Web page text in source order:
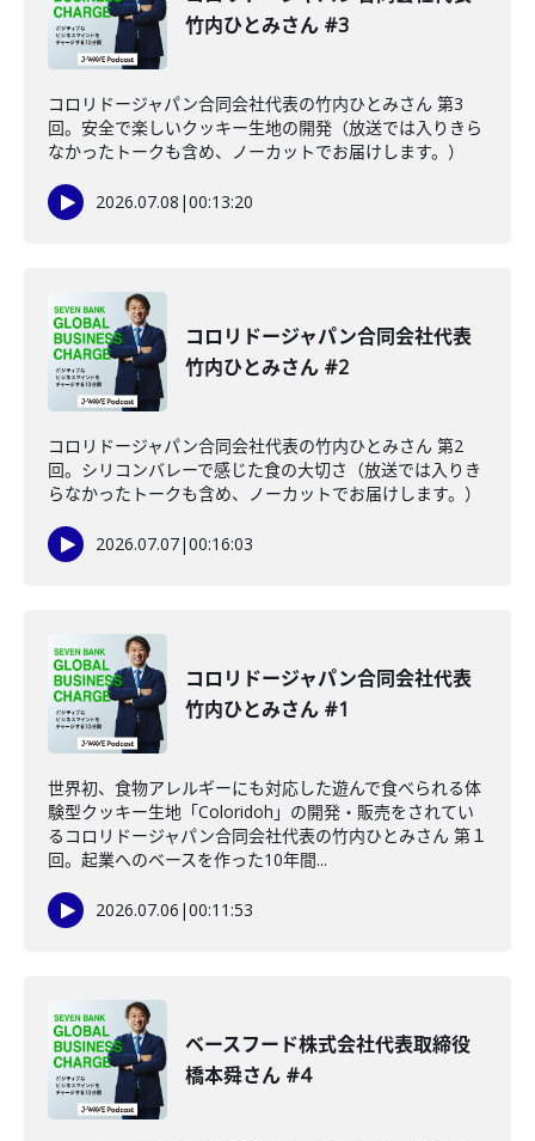
竹内ひとみさん #3
コロリドージャパン合同会社代表の竹内ひとみさん 第3
回。安全で楽しいクッキー生地の開発（放送では入りきら
なかったトークも含め、ノーカットでお届けします。）
2026.07.08 |00:13:20
コロリドージャパン合同会社代表
竹内ひとみさん #2
コロリドージャパン合同会社代表の竹内ひとみさん 第2
回。シリコンバレーで感じた食の大切さ（放送では入りき
らなかったトークも含め、ノーカットでお届けします。）
2026.07.07|00:16:03
コロリドージャパン合同会社代表
竹内ひとみさん #1
世界初、食物アレルギーにも対応した遊んで食べられる体
験型クッキー生地「Coloridoh」の開発・販売をされてい
るコロリドージャパン合同会社代表の竹内ひとみさん 第１
回。起業へのベースを作った10年間...
2026.07.06 |00:11:53
ベースフード株式会社代表取締役
橋本舜さん #4